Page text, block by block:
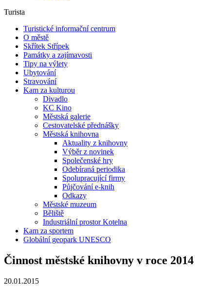
Turista
Turistické informační centrum
O městě
Skřítek Střípek
Památky a zajímavosti
Tipy na výlety
Ubytování
Stravování
Kam za kulturou
Divadlo
KC Kino
Městská galerie
Cestovatelské přednášky
Městská knihovna
Aktuality z knihovny
Výběr z novinek
Společenské hry
Odebíraná periodika
Spolupracující firmy
Půjčování e-knih
Odkazy
Městské muzeum
Běliště
Industriální prostor Kotelna
Kam za sportem
Globální geopark UNESCO
Činnost městské knihovny v roce 2014
20.01.2015